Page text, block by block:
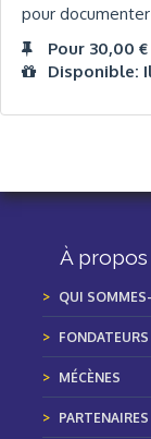
pour
Pour 30,00
Disponible:
À propos
QUI
FONDATEURS
MÉCÈNES
PARTENAIRES